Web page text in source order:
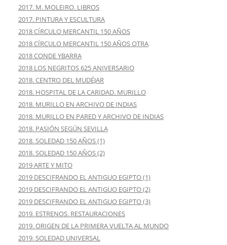
2017. M. MOLEIRO. LIBROS
2017. PINTURA Y ESCULTURA
2018 CÍRCULO MERCANTIL 150 AÑOS
2018 CÍRCULO MERCANTIL 150 AÑOS OTRA
2018 CONDE YBARRA
2018 LOS NEGRITOS 625 ANIVERSARIO
2018. CENTRO DEL MUDÉJAR
2018. HOSPITAL DE LA CARIDAD. MURILLO
2018. MURILLO EN ARCHIVO DE INDIAS
2018. MURILLO EN PARED Y ARCHIVO DE INDIAS
2018. PASIÓN SEGÚN SEVILLA
2018. SOLEDAD 150 AÑOS (1)
2018. SOLEDAD 150 AÑOS (2)
2019 ARTE Y MITO
2019 DESCIFRANDO EL ANTIGUO EGIPTO (1)
2019 DESCIFRANDO EL ANTIGUO EGIPTO (2)
2019 DESCIFRANDO EL ANTIGUO EGIPTO (3)
2019. ESTRENOS. RESTAURACIONES
2019. ORIGEN DE LA PRIMERA VUELTA AL MUNDO
2019. SOLEDAD UNIVERSAL